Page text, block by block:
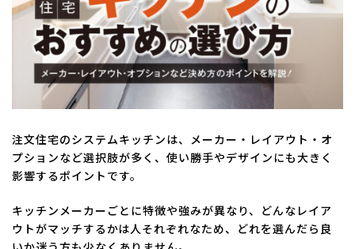
注文住宅のシステムキッチンは、メーカー・レイアウト・オ
プションなど選択肢が多く、使い勝手やデザインにも大きく
影響するポイントです。
キッチンメーカーごとに特徴や強みが異なり、どんなレイア
ウトがマッチするかは人それぞれなため、どれを選んだら良